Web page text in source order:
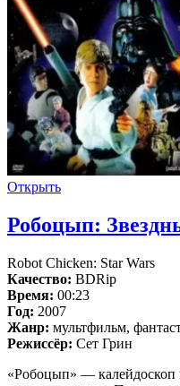
Открыть
Робоцып:
Robot Chicken: Star Wars
Качество: BDRip
Время: 00:23
Год: 2007
Жанр: мультфильм,
Режиссёр: Сет Грин
«Робоцып» — калейдоскоп